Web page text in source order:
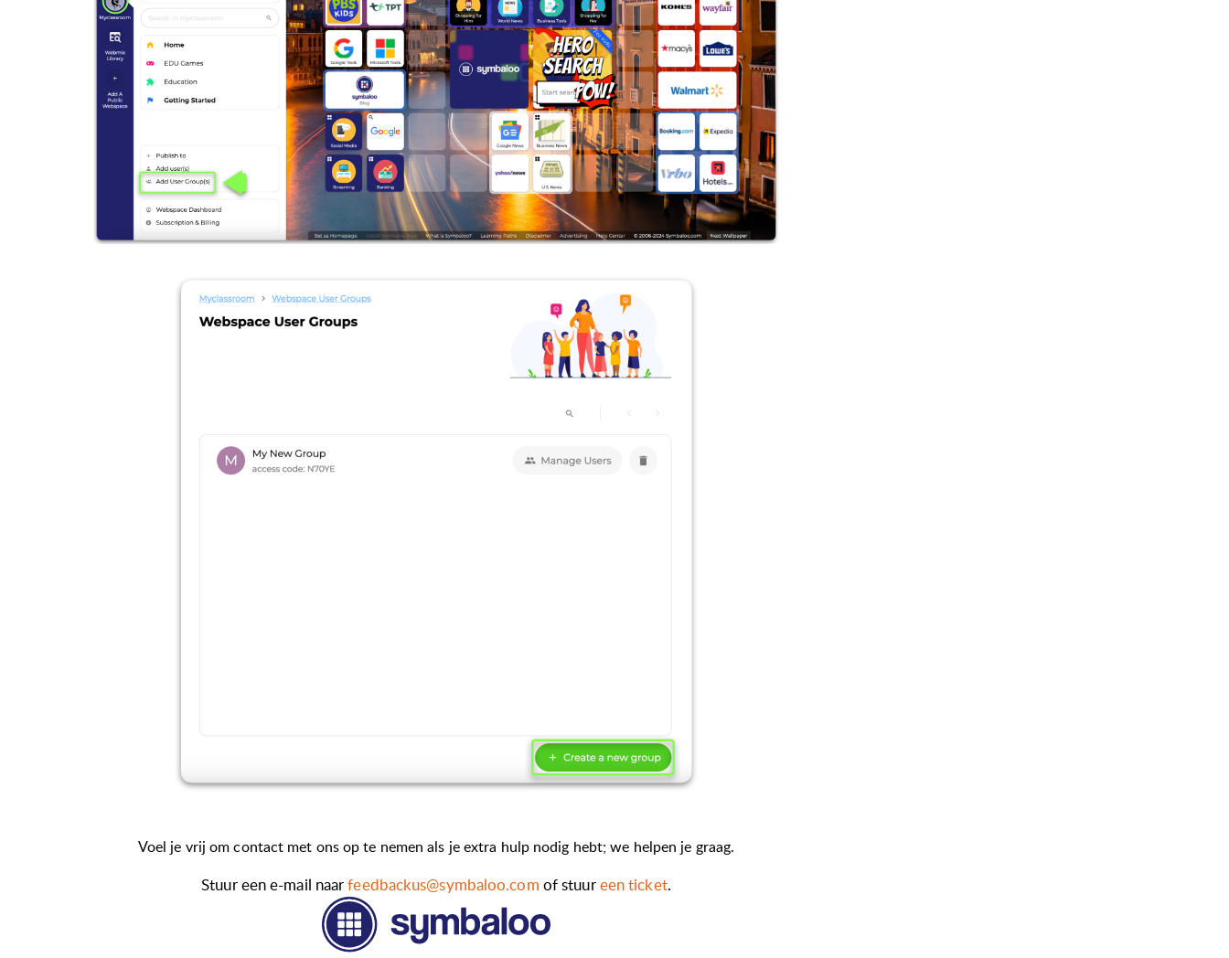
Voel je vrij om contact met ons op te nemen als je extra hulp nodig hebt; we helpen je graag.
Stuur een e-mail naarfeedbackus@symbaloo.com of stuureen ticket.